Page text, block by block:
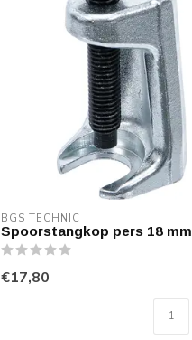
BGS TECHNIC
Spoorstangkop pers 18 mm
€17,80